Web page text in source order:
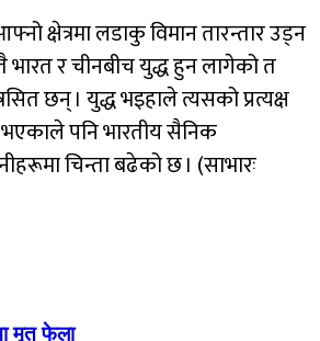
क्षेत्रमा लडाकु विमान तारन्तार उड्न
भारत र चीनबीच युद्ध हुन लागेको त
छन् । युद्ध भइहाले त्यसको प्रत्यक्ष
पनि भारतीय सैनिक
चिन्ता बढेको छ । (साभारः
मृत फेला